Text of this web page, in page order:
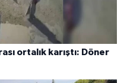
ortalık karıştı: Döner